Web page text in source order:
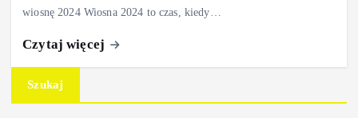
wiosnę 2024 Wiosna 2024 to czas, kiedy…
Czytaj więcej
Szukaj